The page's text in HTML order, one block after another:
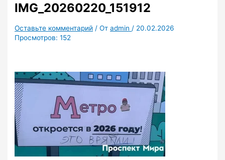
IMG_20260220_151912
Оставьте комментарий / Отadmin / 20.02.2026
Просмотров: 152